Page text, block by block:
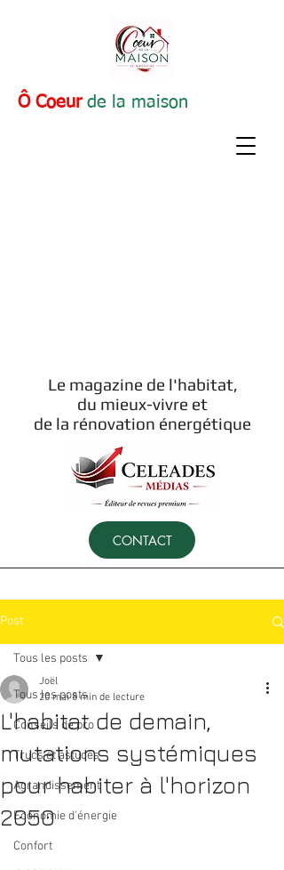
Le magazine de l'habitat,
du mieux-vivre et
de la rénovation énergétique
Ô Coeur de la maison
CONTACT
Post
Tous les posts
Conseils de pro
Trucs et astuces
Agrandissement
Economie d'énergie
Confort
Tous les posts
L'habitat de demain,
mutations systémiques
pour habiter à l'horizon
2050
Joël
20 mai 8 min de lecture